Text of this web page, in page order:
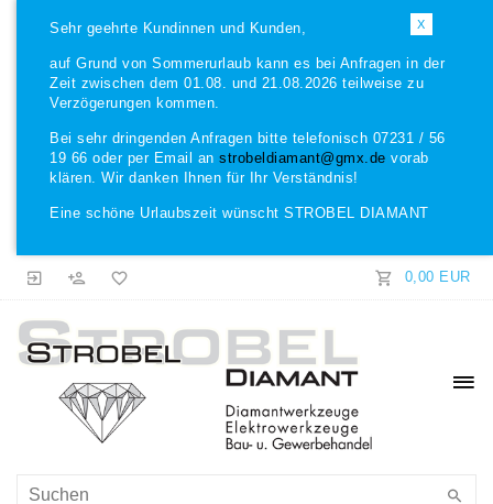
X
Sehr geehrte Kundinnen und Kunden,
auf Grund von Sommerurlaub kann es bei Anfragen in der
Zeit zwischen dem 01.08. und 21.08.2026 teilweise zu
Verzögerungen kommen.
Bei sehr dringenden Anfragen bitte telefonisch 07231 / 56
19 66 oder per Email an strobeldiamant@gmx.de vorab
klären. Wir danken Ihnen für Ihr Verständnis!
Eine schöne Urlaubszeit wünscht STROBEL DIAMANT
0,00 EUR